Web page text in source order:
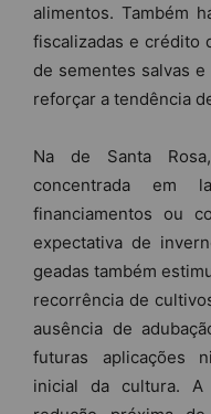
alimentos. Também
fiscalizadas e crédito
de sementes salvas
reforçar a tendência
Na de Santa
concentrada em
financiamentos ou
expectativa de
geadas também
recorrência de
ausência de
futuras aplicações
inicial da cultura. A